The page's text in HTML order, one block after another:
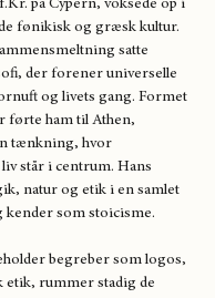
på Cypern, voksede op i
fønikisk og græsk kultur.
satte
der forener universelle
og livets gang. Formet
førte ham til Athen,
tænkning, hvor
står i centrum. Hans
natur og etik i en samlet
kender som stoicisme.
begreber som logos,
etik, rummer stadig de